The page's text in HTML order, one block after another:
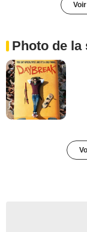
Photo de la